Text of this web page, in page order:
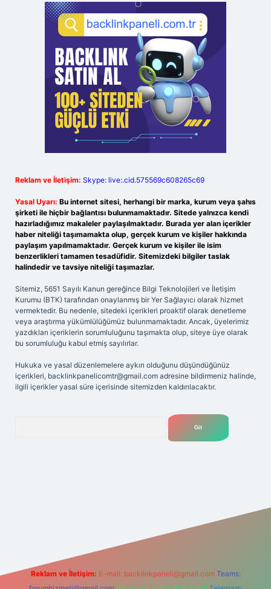
Reklam ve İletişim: Skype: live:.cid.575569c608265c69
Yasal Uyarı: Bu internet sitesi, herhangi bir marka, kurum veya şahıs
şirketi ile hiçbir bağlantısı bulunmamaktadır. Sitede yalnızca kendi
hazırladığımız makaleler paylaşılmaktadır. Burada yer alan içerikler
haber niteliği taşımamakta olup, gerçek kurum ve kişiler hakkında
paylaşım yapılmamaktadır. Gerçek kurum ve kişiler ile isim
benzerlikleri tamamen tesadüfidir. Sitemizdeki bilgiler taslak
halindedir ve tavsiye niteliği taşımazlar.
Sitemiz, 5651 Sayılı Kanun gereğince Bilgi Teknolojileri ve İletişim
Kurumu (BTK) tarafından onaylanmış bir Yer Sağlayıcı olarak hizmet
vermektedir. Bu nedenle, sitedeki içerikleri proaktif olarak denetleme
veya araştırma yükümlülüğümüz bulunmamaktadır. Ancak, üyelerimiz
yazdıkları içeriklerin sorumluluğunu taşımakta olup, siteye üye olarak
bu sorumluluğu kabul etmiş sayılırlar.
Hukuka ve yasal düzenlemelere aykırı olduğunu düşündüğünüz
içerikleri, backlinkpanelicomtr@gmail.com adresine bildirmeniz halinde,
ilgili içerikler yasal süre içerisinde sitemizden kaldırılacaktır.
Reklam ve İletişim: E-mail: backlinkpaneli@gmail.com Teams: